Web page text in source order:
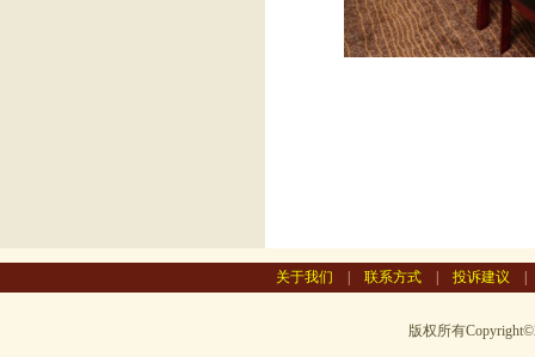
关于我们 联系方式 投诉建议
版权所有